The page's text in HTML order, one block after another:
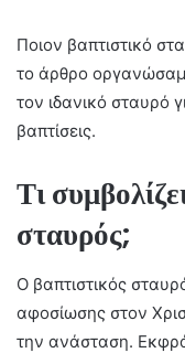
Ποιον βαπτιστικό
το άρθρο
τον ιδανικό σταυρό
βαπτίσεις.
Τι
σταυρός;
Ο βαπτιστικός
αφοσίωσης στον
την ανάσταση.